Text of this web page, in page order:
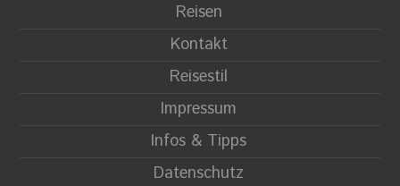
Reisen
Kontakt
Reisestil
Impressum
Infos & Tipps
Datenschutz